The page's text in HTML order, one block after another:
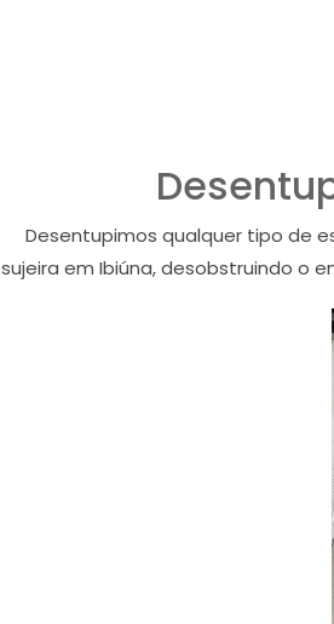
Desentupimos qualquer tipo de
sujeira em Ibiúna, desobstruindo o